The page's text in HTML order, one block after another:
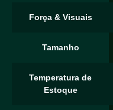
Força & Visuais
Tamanho
Temperatura de
Estoque